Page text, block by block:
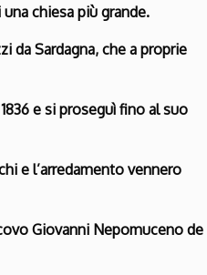
chiesa più grande.
da Sardagna, che a proprie
e si proseguì fino al suo
e l’arredamento vennero
Giovanni Nepomuceno de